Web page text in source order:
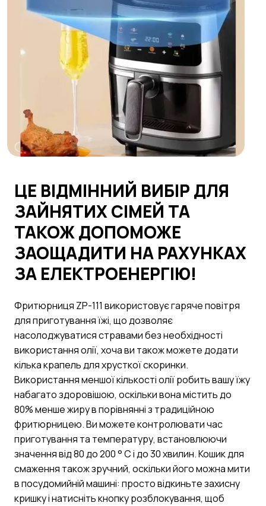
ЦЕ ВІДМІННИЙ ВИБІР ДЛЯ
ЗАЙНЯТИХ СІМЕЙ ТА
ТАКОЖ ДОПОМОЖЕ
ЗАОЩАДИТИ НА РАХУНКАХ
ЗА ЕЛЕКТРОЕНЕРГІЮ!
Фритюрниця ZP-111 використовує гаряче повітря
для приготування їжі, що дозволяє
насолоджуватися стравами без необхідності
використання олії, хоча ви також можете додати
кілька крапель для хрусткої скоринки.
Використання меншої кількості олії робить вашу їжу
набагато здоровішою, оскільки вона містить до
80% менше жиру в порівнянні з традиційною
фритюрницею. Ви можете контролювати час
приготування та температуру, встановлюючи
значення від 80 до 200 ° C і до 30 хвилин. Кошик для
смаження також зручний, оскільки його можна мити
в посудомийній машині: просто відкиньте захисну
кришку і натисніть кнопку розблокування, щоб